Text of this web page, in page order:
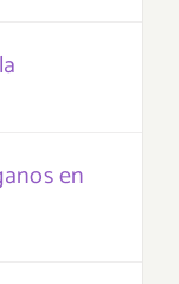
en